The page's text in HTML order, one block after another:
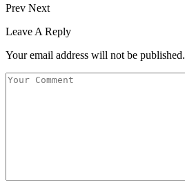
Prev Next
Leave A Reply
Your email address will not be published.